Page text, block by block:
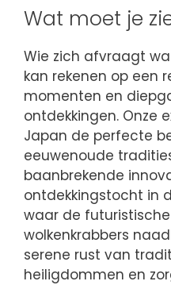
Wat moet je
Wie zich afvraagt
kan rekenen op een
momenten en
ontdekkingen. Onze
Japan de perfecte
eeuwenoude
baanbrekende
ontdekkingstocht in
waar de
wolkenkrabbers
serene rust van
heiligdommen en